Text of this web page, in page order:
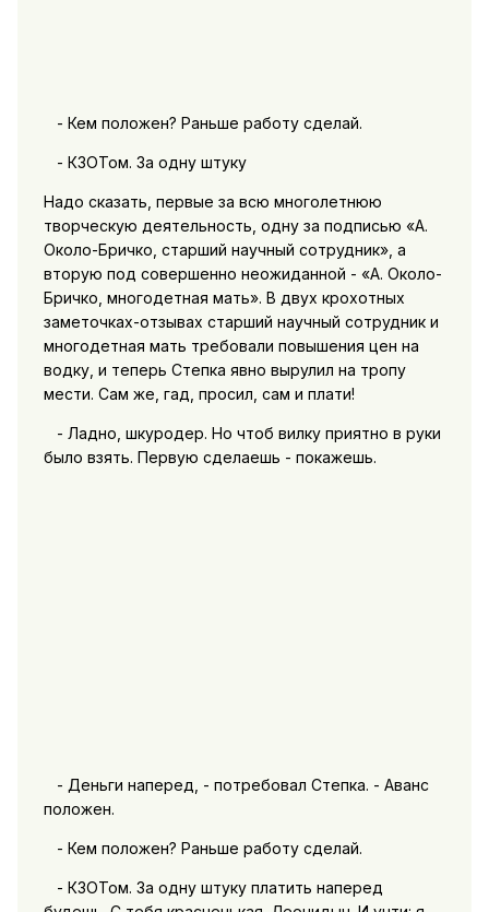
- Кем положен? Раньше работу сделай.
- КЗОТом. За одну штуку
Надо сказать, первые за всю многолетнюю
творческую деятельность, одну за подписью «А.
Около-Бричко, старший научный сотрудник», а
вторую под совершенно неожиданной - «А. Около-
Бричко, многодетная мать». В двух крохотных
заметочках-отзывах старший научный сотрудник и
многодетная мать требовали повышения цен на
водку, и теперь Степка явно вырулил на тропу
мести. Сам же, гад, просил, сам и плати!
- Ладно, шкуродер. Но чтоб вилку приятно в руки
было взять. Первую сделаешь - покажешь.
- Деньги наперед, - потребовал Степка. - Аванс
положен.
- Кем положен? Раньше работу сделай.
- КЗОТом. За одну штуку платить наперед